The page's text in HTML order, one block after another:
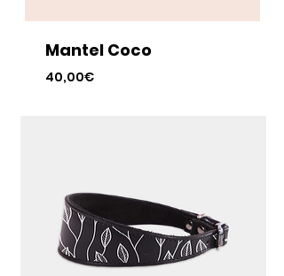
Mantel Coco
40,00€Preis